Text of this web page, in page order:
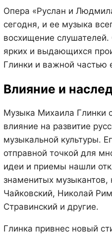
Опера «Руслан и
сегодня, и ее музыка
восхищение
ярких и выдающихся
Глинки и важной частью
Влияние и
Музыка Михаила Глинки
влияние на развитие
музыкальной культуры.
отправной точкой для
идеи и приемы нашли
знаменитых музыкантов,
Чайковский, Николай
Стравинский и другие.
Глинка привнес новый